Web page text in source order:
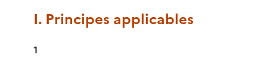
I. Principes applicables
1